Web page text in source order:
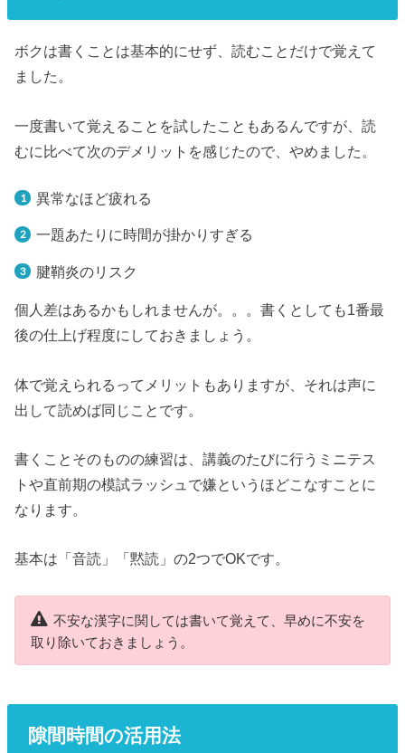
ボクは書くことは基本的にせず、読むことだけで覚えて
ました。
一度書いて覚えることを試したこともあるんですが、読
むに比べて次のデメリットを感じたので、やめました。
異常なほど疲れる
一題あたりに時間が掛かりすぎる
腱鞘炎のリスク
個人差はあるかもしれませんが。。。書くとしても1番最
後の仕上げ程度にしておきましょう。
体で覚えられるってメリットもありますが、それは声に
出して読めば同じことです。
書くことそのものの練習は、講義のたびに行うミニテス
トや直前期の模試ラッシュで嫌というほどこなすことに
なります。
基本は「音読」「黙読」の2つでOKです。
不安な漢字に関しては書いて覚えて、早めに不安を
取り除いておきましょう。
隙間時間の活用法